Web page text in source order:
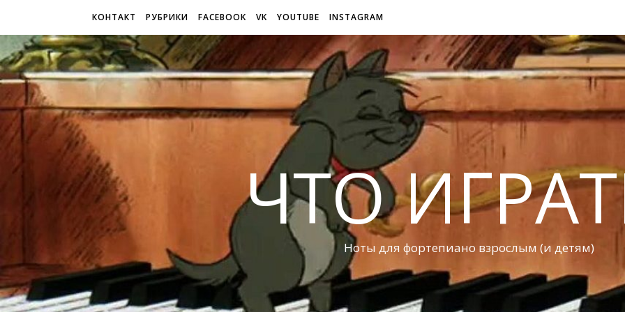
КОНТАКТ РУБРИКИ FACEBOOK VK YOUTUBE INSTAGRAM
ЧТО
Ноты для фортепиано взрослым (и детям)